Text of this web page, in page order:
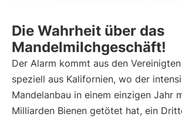
Die Wahrheit über das
Mandelmilchgeschäft!
Der Alarm kommt aus den
speziell aus Kalifornien, wo der
Mandelanbau in einem einzigen Jahr
Milliarden Bienen getötet hat, ein